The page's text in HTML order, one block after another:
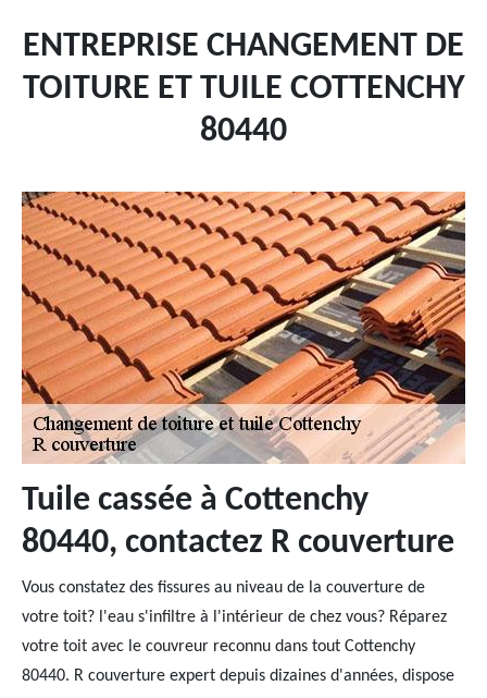
ENTREPRISE CHANGEMENT DE
TOITURE ET TUILE COTTENCHY
80440
Tuile cassée à Cottenchy
80440, contactez R couverture
Vous constatez des fissures au niveau de la couverture de
votre toit? l'eau s'infiltre à l'intérieur de chez vous? Réparez
votre toit avec le couvreur reconnu dans tout Cottenchy
80440. R couverture expert depuis dizaines d'années, dispose